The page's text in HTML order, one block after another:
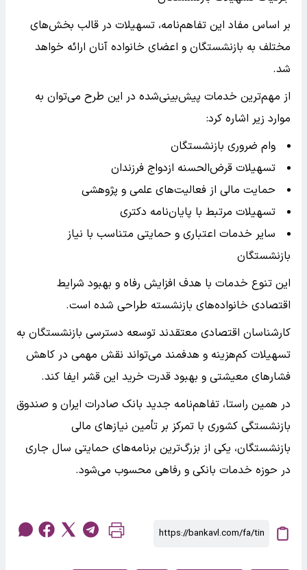
بر اساس مفاد این تفاهم‌نامه، تسهیلات در قالب بخش‌های
مختلف به بازنشستگان و اعضای خانواده آنان ارائه خواهد
شد.
از مهم‌ترین خدمات پیش‌بینی‌شده در این طرح می‌توان به
موارد زیر اشاره کرد:
وام ضروری بازنشستگان
تسهیلات قرض‌الحسنه ازدواج فرزندان
حمایت مالی از فعالیت‌های علمی و پژوهشی
تسهیلات مرتبط با پایان‌نامه دکتری
سایر خدمات اعتباری و حمایتی متناسب با نیاز
بازنشستگان
این تنوع خدمات با هدف افزایش رفاه و بهبود شرایط
اقتصادی خانواده‌های بازنشسته طراحی شده است.
کارشناسان اقتصادی معتقدند توسعه دسترسی بازنشستگان به
تسهیلات کم‌هزینه و هدفمند می‌تواند نقش مهمی در کاهش
فشارهای معیشتی و بهبود قدرت خرید این قشر ایفا کند.
در همین راستا، تفاهم‌نامه جدید بانک صادرات ایران و صندوق
بازنشستگی کشوری با تمرکز بر تأمین نیازهای مالی
بازنشستگان، یکی از بزرگ‌ترین برنامه‌های حمایتی سال جاری
در حوزه خدمات بانکی و رفاهی محسوب می‌شود.